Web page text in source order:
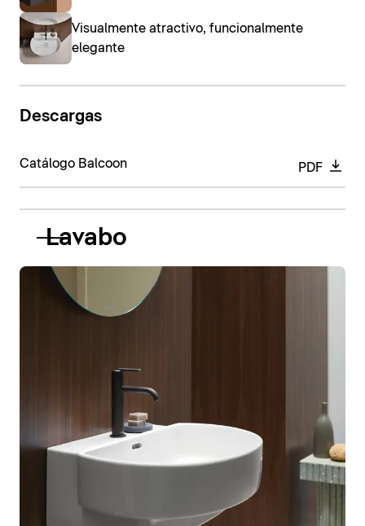
Visualmente atractivo, funcionalmente
elegante
Descargas
Catálogo Balcoon PDF
Lavabo